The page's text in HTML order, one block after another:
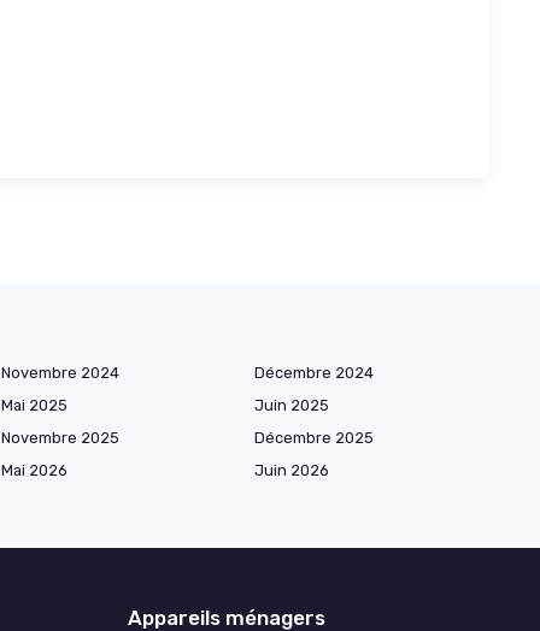
Novembre 2024
Décembre 2024
Mai 2025
Juin 2025
Novembre 2025
Décembre 2025
Mai 2026
Juin 2026
Appareils ménagers